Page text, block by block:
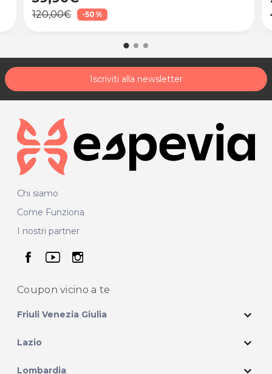
120,00€ -50%
Iscriviti alla newsletter
Chi siamo
Come Funziona
I nostri partner
seguici su facebook
seguici su youtube
seguici su instagram
Coupon vicino a te
Friuli Venezia Giulia expand_more
Lazio expand_more
Lombardia expand_more